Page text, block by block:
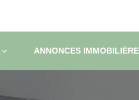
ANNONCES